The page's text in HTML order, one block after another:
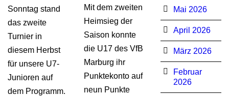
Sonntag stand
das zweite
Turnier in
diesem Herbst
für unsere U7-
Junioren auf
dem Programm.
Mit dem zweiten
Heimsieg der
Saison konnte
die U17 des VfB
Marburg ihr
Punktekonto auf
neun Punkte
Mai 2026
April 2026
März 2026
Februar
2026